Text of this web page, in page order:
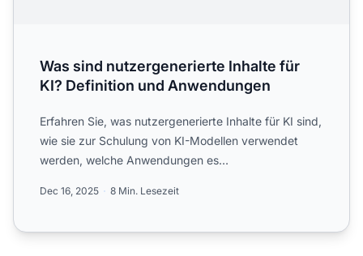
Was sind nutzergenerierte Inhalte für
KI? Definition und Anwendungen
Erfahren Sie, was nutzergenerierte Inhalte für KI sind,
wie sie zur Schulung von KI-Modellen verwendet
werden, welche Anwendungen es
Dec 16, 2025 8 Min. Lesezeit